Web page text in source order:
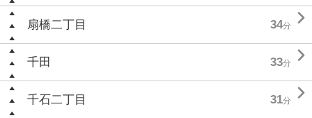
扇橋二丁目 34分 
千田 33分 
千石二丁目 31分 